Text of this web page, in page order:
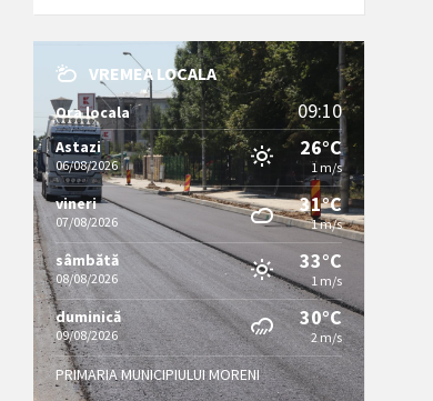
VREMEA LOCALA
Ora locala 09:10
Astazi
06/08/2026
26°C
1 m/s
vineri
07/08/2026
31°C
1 m/s
sâmbătă
08/08/2026
33°C
1 m/s
duminică
09/08/2026
30°C
2 m/s
PRIMARIA MUNICIPIULUI MORENI